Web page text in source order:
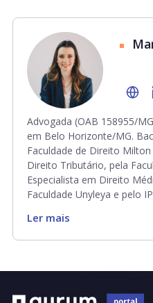
Advogada (OAB 158955/
em Belo Horizonte/MG.
Faculdade de Direito
Direito Tributário, pela
Especialista em Direito
Faculdade Unyleya e pelo
Ler mais